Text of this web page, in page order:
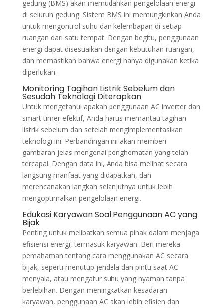
gedung (BMS) akan memudahkan pengelolaan energi
di seluruh gedung. Sistem BMS ini memungkinkan Anda
untuk mengontrol suhu dan kelembapan di setiap
ruangan dari satu tempat. Dengan begitu, penggunaan
energi dapat disesuaikan dengan kebutuhan ruangan,
dan memastikan bahwa energi hanya digunakan ketika
diperlukan.
Monitoring Tagihan Listrik Sebelum dan
Sesudah Teknologi Diterapkan
Untuk mengetahui apakah penggunaan AC inverter dan
smart timer efektif, Anda harus memantau tagihan
listrik sebelum dan setelah mengimplementasikan
teknologi ini. Perbandingan ini akan memberi
gambaran jelas mengenai penghematan yang telah
tercapai. Dengan data ini, Anda bisa melihat secara
langsung manfaat yang didapatkan, dan
merencanakan langkah selanjutnya untuk lebih
mengoptimalkan pengelolaan energi.
Edukasi Karyawan Soal Penggunaan AC yang
Bijak
Penting untuk melibatkan semua pihak dalam menjaga
efisiensi energi, termasuk karyawan. Beri mereka
pemahaman tentang cara menggunakan AC secara
bijak, seperti menutup jendela dan pintu saat AC
menyala, atau mengatur suhu yang nyaman tanpa
berlebihan. Dengan meningkatkan kesadaran
karyawan, penggunaan AC akan lebih efisien dan